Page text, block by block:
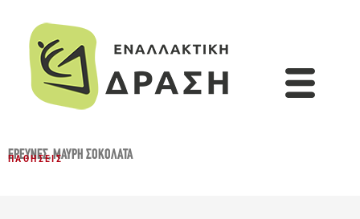
ΈΡΕΥΝΕΣ,ΜΑΎΡΗ ΣΟΚΟΛΆΤΑ
ΠΑΘΉΣΕΙΣ